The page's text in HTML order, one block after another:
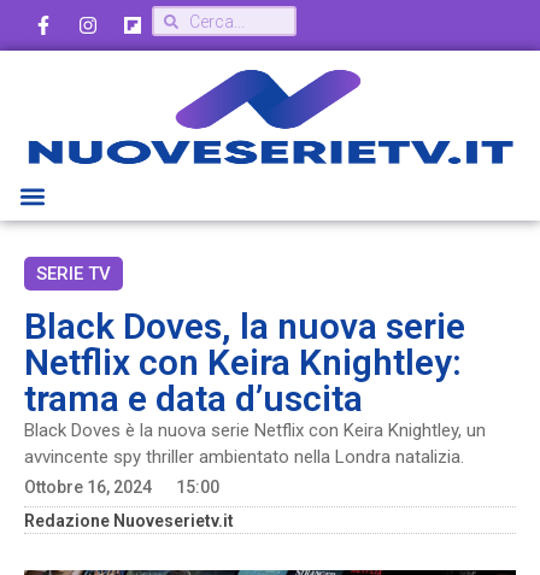
SERIE TV
Black Doves, la nuova serie
Netflix con Keira Knightley:
trama e data d’uscita
Black Doves è la nuova serie Netflix con Keira Knightley, un
avvincente spy thriller ambientato nella Londra natalizia.
Ottobre 16, 2024
15:00
Redazione Nuoveserietv.it